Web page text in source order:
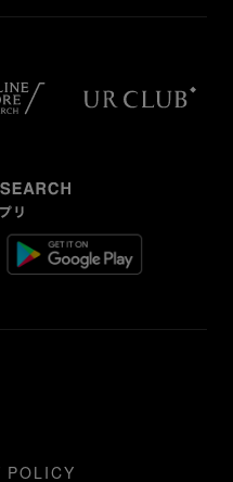
POLICY